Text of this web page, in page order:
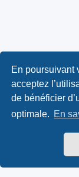
En poursuivant
acceptez
de bénéficier
optimale. En